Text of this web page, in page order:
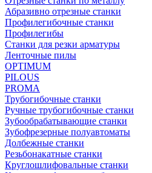
Абразивно отрезные станки
Профилегибочные станки
Профилегибы
Станки для резки арматуры
Ленточные пилы
OPTIMUM
PILOUS
PROMA
Трубогибочные станки
Ручные трубогибочные станки
Зубообрабатывающие станки
Зубофрезерные полуавтоматы
Долбежные станки
Резьбонакатные станки
Круглошлифовальные станки